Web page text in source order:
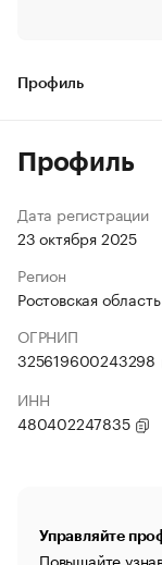
Профиль
Профиль
Дата регистрации
23 октября 2025
Регион
Ростовская область
ОГРНИП
325619600243298
ИНН
480402247835
Управляйте
Повышайте